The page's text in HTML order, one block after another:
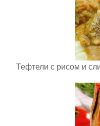
Тефтели с рисом и